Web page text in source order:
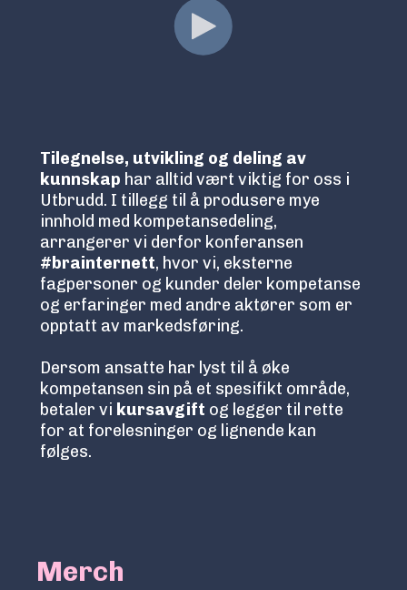
Tilegnelse, utvikling og deling av
kunnskap har alltid vært viktig for oss i
Utbrudd. I tillegg til å produsere mye
innhold med kompetansedeling,
arrangerer vi derfor konferansen
#brainternett, hvor vi, eksterne
fagpersoner og kunder deler kompetanse
og erfaringer med andre aktører som er
opptatt av markedsføring.
Dersom ansatte har lyst til å øke
kompetansen sin på et spesifikt område,
betaler vi kursavgift og legger til rette
for at forelesninger og lignende kan
følges.
Merch